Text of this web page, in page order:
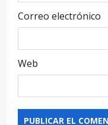
Correo electrónico
Web